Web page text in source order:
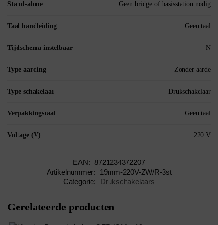
Stand-alone Geen bridge of basisstation nodig
Taal handleiding Geen taal
Tijdschema instelbaar N
Type aarding Zonder aarde
Type schakelaar Drukschakelaar
Verpakkingstaal Geen taal
Voltage (V) 220 V
EAN:
8721234372207
Artikelnummer:
19mm-220V-ZW/R-3st
Categorie:
Drukschakelaars
Gerelateerde producten